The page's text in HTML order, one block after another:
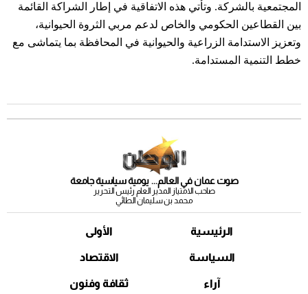
المجتمعية بالشركة. وتأتي هذه الاتفاقية في إطار الشراكة القائمة
بين القطاعين الحكومي والخاص لدعم مربي الثروة الحيوانية،
وتعزيز الاستدامة الزراعية والحيوانية في المحافظة بما يتماشى مع
خطط التنمية المستدامة.
صوت عمان في العالم... يومية سياسية جامعة
صاحب الامتياز المدير العام رئيس التحرير
محمد بن سليمان الطائي
الرئيسية
السياسة
آراء
الأولى
الاقتصاد
ثقافة وفنون